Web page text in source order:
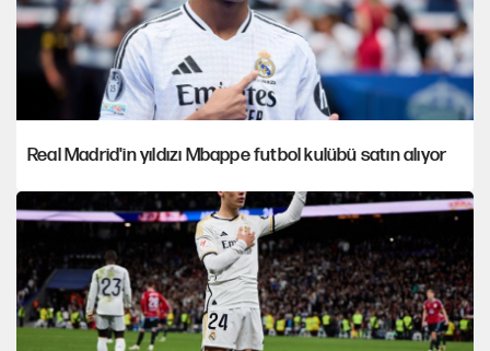
Real Madrid'in yıldızı Mbappe futbol kulübü satın alıyor